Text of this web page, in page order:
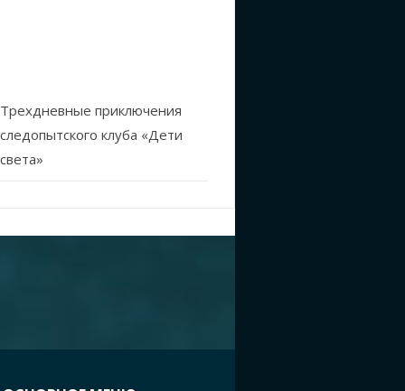
Трехдневные приключения
следопытского клуба «Дети
света»